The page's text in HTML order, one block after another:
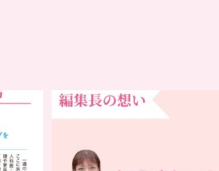
…
チアーズビューティー誕生秘話